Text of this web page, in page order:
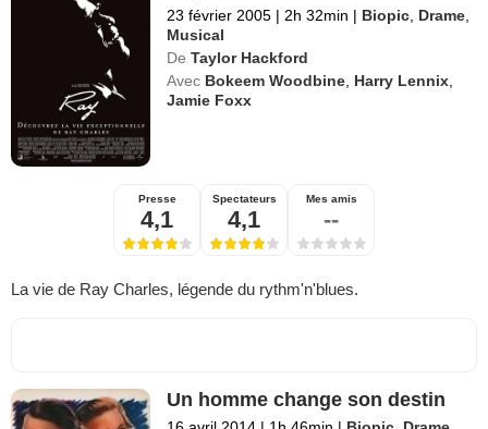
23 février 2005 | 2h 32min | Biopic Drame
Musical
De Taylor Hackford
Avec Bokeem Woodbine Harry Lennix
Jamie Foxx
Presse
4,1
Spectateurs
4,1
Mes amis
--
La vie de Ray Charles, légende du rythm'n'blues.
Un homme change son destin